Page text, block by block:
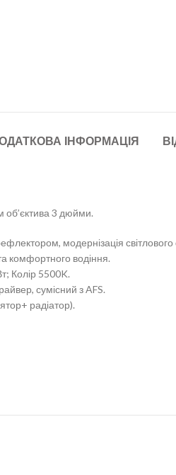
ІНФОРМАЦІЯ
об’єктива 3 дюйми.
модернізація
комфортного водіння.
Колір 5500K.
сумісний з AFS.
радіатор).